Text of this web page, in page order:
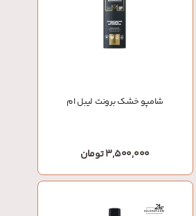
شامپو خشک برونت لیبل ام
3,500,000 تومان